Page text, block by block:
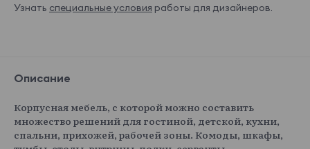
Узнать специальные условия работы для дизайнеров.
Описание
Корпусная мебель, с которой можно составить
множество решений для гостиной, детской, кухни,
спальни, прихожей, рабочей зоны. Комоды, шкафы,